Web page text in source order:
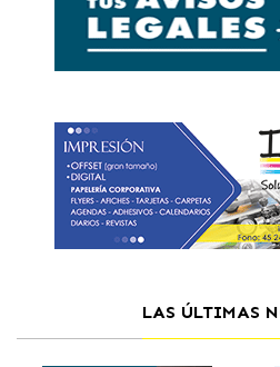
LAS ÚLTIMAS